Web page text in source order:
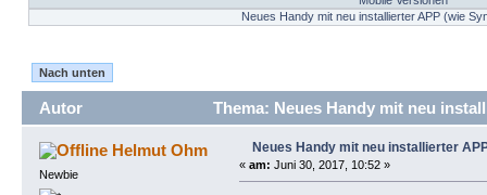
Neues Handy mit neu installierter APP (wie
Nach unten
Autor Thema: Neues Handy mit neu
Helmut Ohm
Newbie
Neues Handy mit neu installierter
« am: Juni 30, 2017, 10:52 »